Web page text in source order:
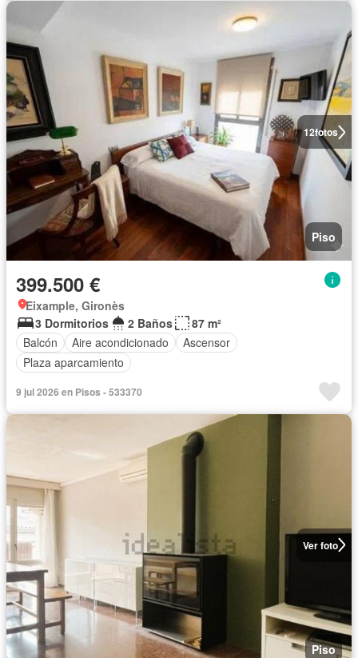
12fotos
Piso
399.500 €
Eixample, Gironès
3 Dormitorios
2 Baños
87 m²
Balcón
Aire acondicionado
Ascensor
Plaza aparcamiento
9 jul 2026 en Pisos - 533370
Ver foto
Piso